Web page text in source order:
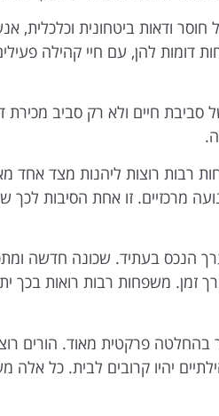
ודאות ביטחונית וכלכלית,
דומות להן, עם חיי קהילה
סביבת חיים ולא רק סביב מכירת
רוצות ליהנות מצד אחד
מרכזיים. זו אחת הסיבות לכך
הנכס בעתיד. שכונה חדשה
זמן. משפחות רבות רואות בכך
פרקטית מאוד. הורים
יהיו קרובים לבית. כל אלה